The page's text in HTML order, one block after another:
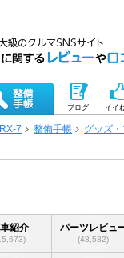
ブログ イイ
RX-7 整備手帳 グッズ
紹介 パーツレビュ
(48,582)